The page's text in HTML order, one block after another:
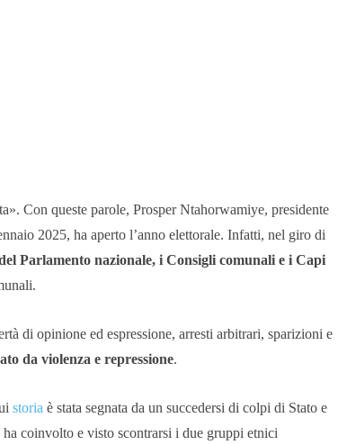
Con queste parole, Prosper Ntahorwamiye, presidente
2025, ha aperto l’anno elettorale. Infatti, nel giro di
Parlamento nazionale, i Consigli comunali e i Capi
di opinione ed espressione, arresti arbitrari, sparizioni e
da violenza e repressione.
storia è stata segnata da un succedersi di colpi di Stato e
coinvolto e visto scontrarsi i due gruppi etnici